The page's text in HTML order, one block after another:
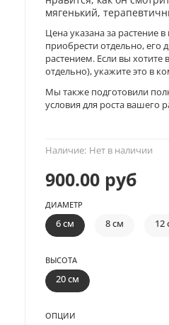
Наличие: Нет в наличии
900.00 руб
ДИАМЕТР
6 см 8 см 12
ВЫСОТА
20 см
ОПЦИИ
мягенький,
Цена указана за
приобрести отдельно,
растением. Если вы хотите
отдельно), укажите это в
Мы также подготовили
условия для роста вашего